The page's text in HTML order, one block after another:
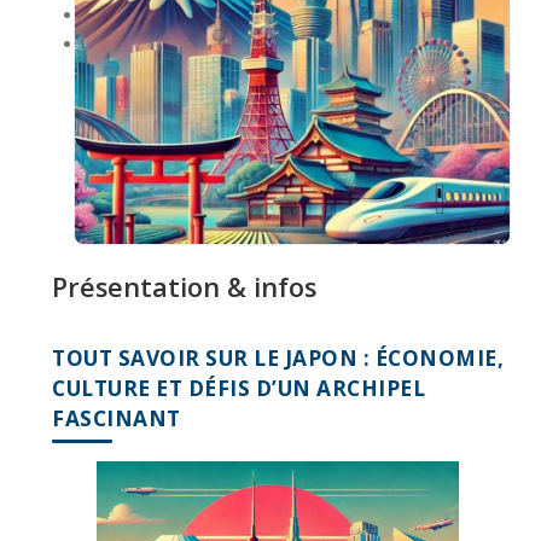
4
5
Présentation & infos
TOUT SAVOIR SUR LE JAPON : ÉCONOMIE,
CULTURE ET DÉFIS D’UN ARCHIPEL
FASCINANT